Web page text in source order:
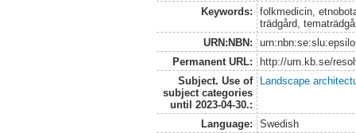
Keywords:
folkmedicin,
trädgård,
URN:NBN:
Permanent URL:
http://urn.kb.se/
Subject. Use of
subject categories
until 2023-04-30.:
Landscape
Language:
Swedish